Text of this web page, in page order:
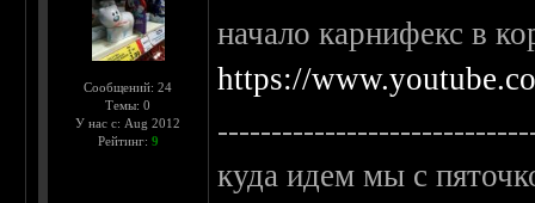
Сообщений: 24
Темы: 0
У нас с: Aug 2012
Рейтинг: 9
начало карнифекс в
https://
куда идем мы с